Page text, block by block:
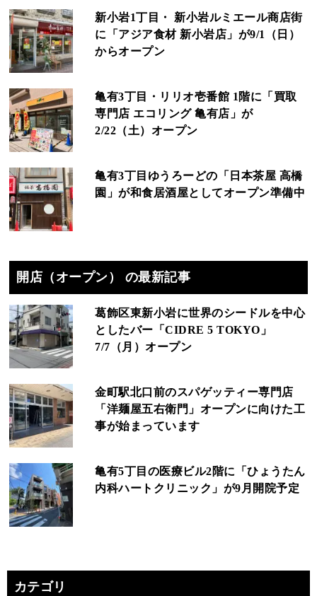
新小岩1丁目・ 新小岩ルミエール商店街
に「アジア食材 新小岩店」が9/1（日）
からオープン
亀有3丁目・リリオ壱番館 1階に「買取
専門店 エコリング 亀有店」が
2/22（土）オープン
亀有3丁目ゆうろーどの「日本茶屋 高橋
園」が和食居酒屋としてオープン準備中
開店（オープン） の最新記事
葛飾区東新小岩に世界のシードルを中心
としたバー「CIDRE 5 TOKYO」
7/7（月）オープン
金町駅北口前のスパゲッティー専門店
「洋麺屋五右衛門」オープンに向けた工
事が始まっています
亀有5丁目の医療ビル2階に「ひょうたん
内科ハートクリニック」が9月開院予定
カテゴリ